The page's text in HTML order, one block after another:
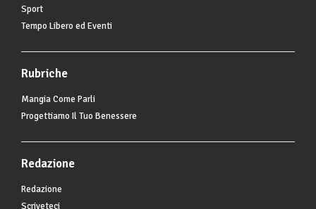
Sport
Tempo Libero ed Eventi
Rubriche
Mangia Come Parli
Progettiamo Il Tuo Benessere
Redazione
Redazione
Scriveteci